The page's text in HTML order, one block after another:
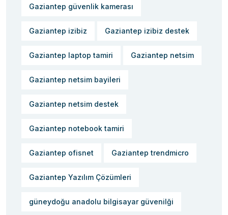
Gaziantep güvenlik kamerası
Gaziantep izibiz Gaziantep izibiz destek
Gaziantep laptop tamiri Gaziantep netsim
Gaziantep netsim bayileri
Gaziantep netsim destek
Gaziantep notebook tamiri
Gaziantep ofisnet Gaziantep trendmicro
Gaziantep Yazılım Çözümleri
güneydoğu anadolu bilgisayar güvenilği